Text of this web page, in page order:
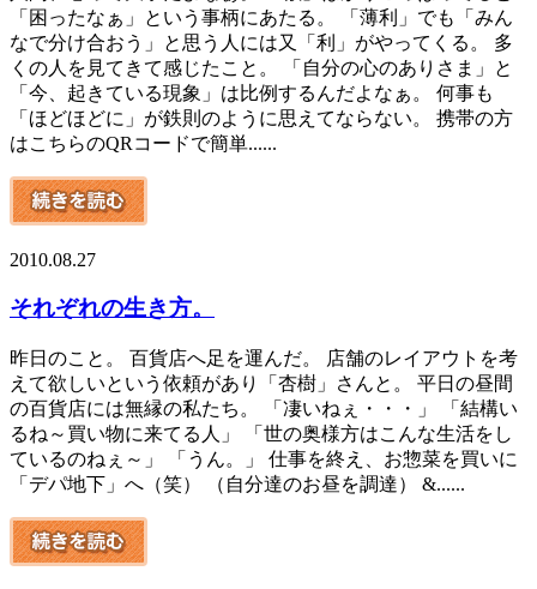
「困ったなぁ」という事柄にあたる。 「薄利」でも「みん
なで分け合おう」と思う人には又「利」がやってくる。 多
くの人を見てきて感じたこと。 「自分の心のありさま」と
「今、起きている現象」は比例するんだよなぁ。 何事も
「ほどほどに」が鉄則のように思えてならない。 携帯の方
はこちらのQRコードで簡単......
2010.08.27
それぞれの生き方。
昨日のこと。 百貨店へ足を運んだ。 店舗のレイアウトを考
えて欲しいという依頼があり「杏樹」さんと。 平日の昼間
の百貨店には無縁の私たち。 「凄いねぇ・・・」 「結構い
るね～買い物に来てる人」 「世の奥様方はこんな生活をし
ているのねぇ～」 「うん。」 仕事を終え、お惣菜を買いに
「デパ地下」へ（笑） （自分達のお昼を調達） &......